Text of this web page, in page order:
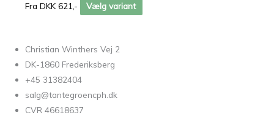
Fra DKK 621,- Vælg variant
Christian Winthers Vej 2
DK-1860 Frederiksberg
+45 31382404
salg@tantegroencph.dk
CVR 46618637